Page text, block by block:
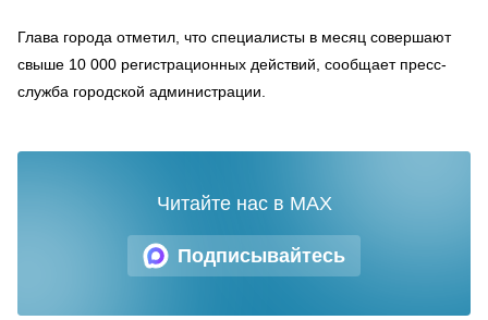
Глава города отметил, что специалисты в месяц совершают
свыше 10 000 регистрационных действий, сообщает пресс-
служба городской администрации.
Подписывайтесь
Читайте нас в MAX